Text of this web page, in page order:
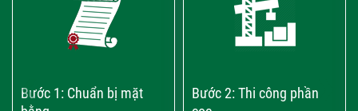
Bước 1: Chuẩn bị mặt
Bước 2: Thi công phần›
‹